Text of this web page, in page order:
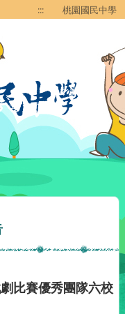
::: 桃園國民中學
比賽優秀團隊六校